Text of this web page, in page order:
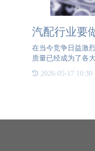
汽配行业要
在当今竞争日益激
质量已经成为了各
快速发展，汽配的
控产品质量的有力
2026-05-17 10:30